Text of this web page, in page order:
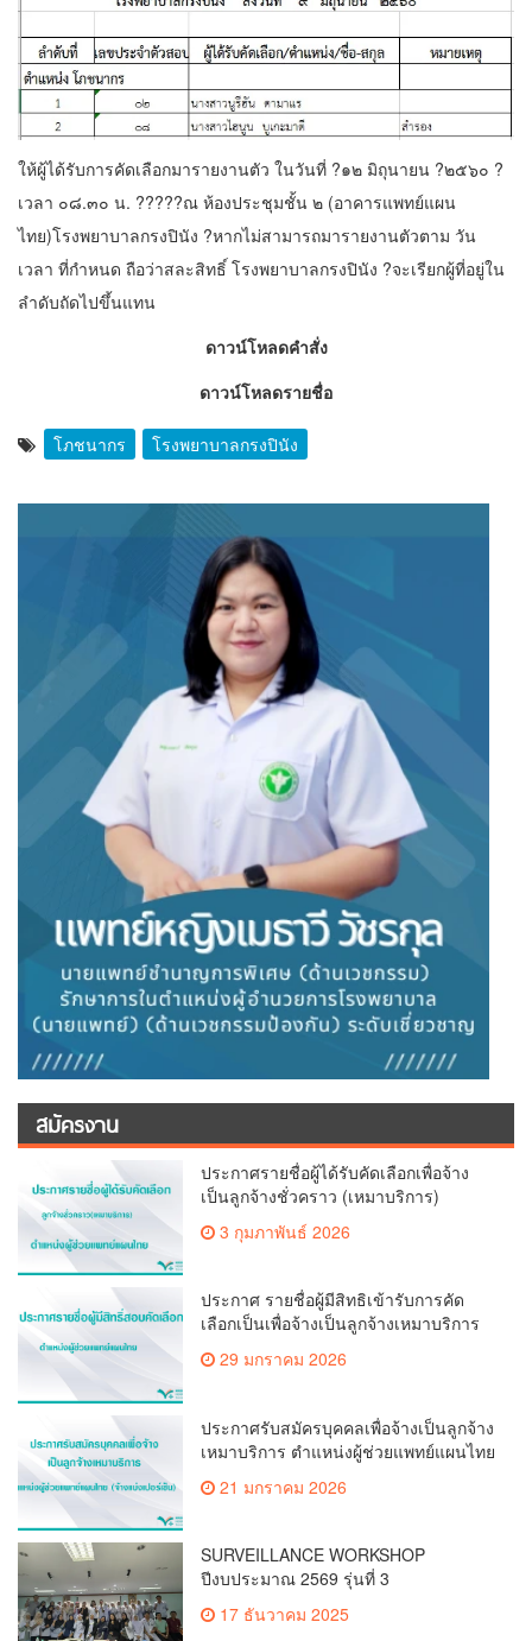
ให้ผู้ได้รับการคัดเลือกมารายงานตัว ในวันที่ ?๑๒ มิถุนายน ?๒๕๖๐ ?
เวลา ๐๘.๓๐ น. ?????ณ ห้องประชุมชั้น ๒ (อาคารแพทย์แผน
ไทย)โรงพยาบาลกรงปินัง ?หากไม่สามารถมารายงานตัวตาม วัน
เวลา ที่กำหนด ถือว่าสละสิทธิ์ โรงพยาบาลกรงปินัง ?จะเรียกผู้ที่อยู่ใน
ลำดับถัดไปขึ้นแทน
ดาวน์โหลดคำสั่ง
ดาวน์โหลดรายชื่อ
โภชนากร โรงพยาบาลกรงปินัง
สมัครงาน
ประกาศรายชื่อผู้ได้รับคัดเลือกเพื่อจ้าง
เป็นลูกจ้างชั่วคราว (เหมาบริการ)
3 กุมภาพันธ์ 2026
ประกาศ รายชื่อผู้มีสิทธิเข้ารับการคัด
เลือกเป็นเพื่อจ้างเป็นลูกจ้างเหมาบริการ
ตำแหน่ง ผู้ช่วยแพทย์แผนไทย(จ้างแบ่ง
เปอร์เซ็น)
29 มกราคม 2026
ประกาศรับสมัครบุคคลเพื่อจ้างเป็นลูกจ้าง
เหมาบริการ ตำแหน่งผู้ช่วยแพทย์แผนไทย
21 มกราคม 2026
SURVEILLANCE WORKSHOP
ปีงบประมาณ 2569 รุ่นที่ 3
17 ธันวาคม 2025